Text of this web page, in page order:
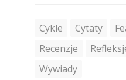
Cykle Cytaty
Recenzje
Wywiady